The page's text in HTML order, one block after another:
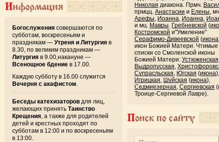
Информация
Богослужения совершаются по
субботам, воскресеньям и
праздникам — Утреня и Литургия в
8.30, по великим праздникам —
Литургия в 9.00,накануне —
Всенощное бдение в 17.00.
Каждую субботу в 16.00 служится
Вечерня с акафистом
Беседы катехизаторов для лиц,
желающих принять Таинство
Крещения , а также для родителей
детей и крестных проходят по
субботам в 12:00 и по воскресеньям
в 13:00.
Николая диакона. Прмч.
прмцц. Анастасии и Елены,
Арефы, Иоанна, Иоанна,
и мц. Мавры. Гребневской (
Костромской и"Умиление"
Серафимо-Дивеевской (икона
икон Божией Матери. Чтимые
списки со Смоленской иконы
Божией Матери: Устюженская
Выдропусская,
Супрасльская, Югская (икона),
Игрицкая, Шуйская (икона),
Седмиезерная, Сергиевская
Троице-Сергиевой Лавре).
Поиск по сайту